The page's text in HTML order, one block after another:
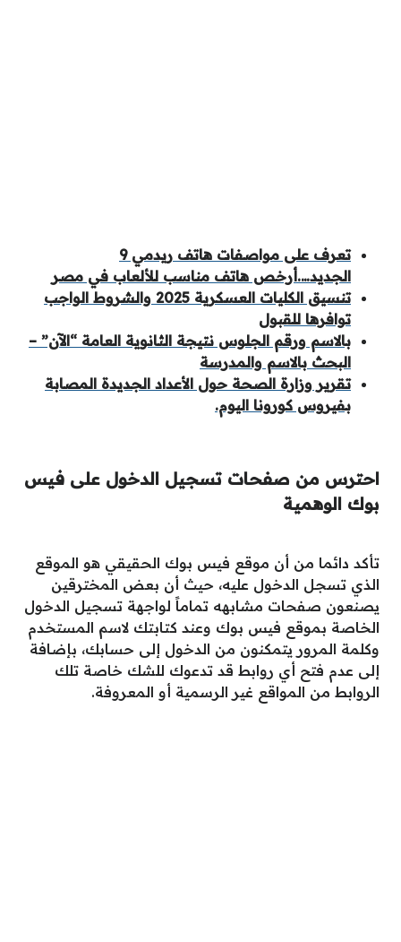
تعرف على مواصفات هاتف ريدمي 9
الجديد….أرخص هاتف مناسب للألعاب في مصر
تنسيق الكليات العسكرية 2025 والشروط الواجب
توافرها للقبول
بالاسم ورقم الجلوس نتيجة الثانوية العامة “الآن” –
البحث بالاسم والمدرسة
تقرير وزارة الصحة حول الأعداد الجديدة المصابة
بفيروس كورونا اليوم.
احترس من صفحات تسجيل الدخول على فيس
بوك الوهمية
تأكد دائما من أن موقع فيس بوك الحقيقي هو الموقع
الذي تسجل الدخول عليه، حيث أن بعض المخترقين
يصنعون صفحات مشابهه تماماً لواجهة تسجيل الدخول
الخاصة بموقع فيس بوك وعند كتابتك لاسم المستخدم
وكلمة المرور يتمكنون من الدخول إلى حسابك، بإضافة
إلى عدم فتح أي روابط قد تدعوك للشك خاصة تلك
الروابط من المواقع غير الرسمية أو المعروفة.